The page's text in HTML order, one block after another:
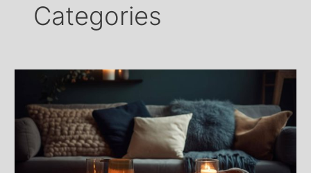
Categories
transformi
casa